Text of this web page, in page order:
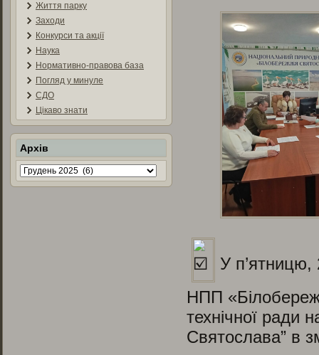
Життя парку
Заходи
Конкурси та акції
Наука
Нормативно-правова база
Погляд у минуле
СДО
Цікаво знати
Архів
Архів
У п’ятницю,
НПП
технічної ради
Святослава” в